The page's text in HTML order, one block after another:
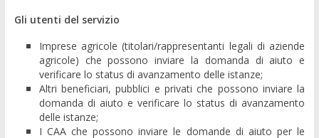
Gli utenti del servizio
Imprese agricole (titolari/rappresentanti legali di aziende
agricole) che possono inviare la domanda di aiuto e
verificare lo status di avanzamento delle istanze;
Altri beneficiari, pubblici e privati che possono inviare la
domanda di aiuto e verificare lo status di avanzamento
delle istanze;
I CAA che possono inviare le domande di aiuto per le